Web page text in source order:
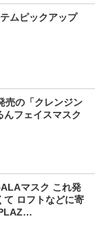
ムピックアップ
売の「クレンジン
んフェイスマスク
マスク これ発
て ロフトなどに寄